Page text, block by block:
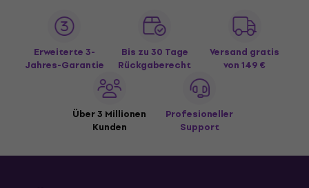
Erweiterte 3-
Jahres-Garantie
Bis zu 30 Tage
Rückgaberecht
Versand gratis
von 149 €
Über 3 Millionen
Kunden
Profesioneller
Support